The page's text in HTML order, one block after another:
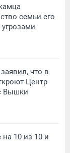
семьи его
что в
Центр
Вышки
10 из 10 и